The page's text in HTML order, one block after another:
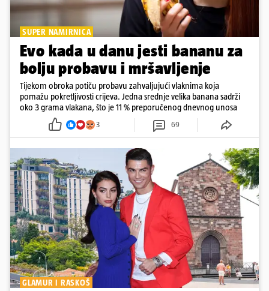
SUPER NAMIRNICA
Evo kada u danu jesti bananu za
bolju probavu i mršavljenje
Tijekom obroka potiču probavu zahvaljujući vlaknima koja
pomažu pokretljivosti crijeva. Jedna srednje velika banana sadrži
oko 3 grama vlakana, što je 11 % preporučenog dnevnog unosa
3 69
GLAMUR I RASKOŠ